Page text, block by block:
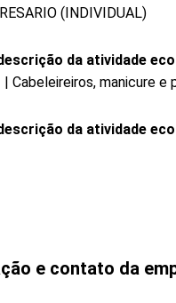
(INDIVIDUAL)
da atividade
Cabeleireiros, manicure e
da atividade
e contato da